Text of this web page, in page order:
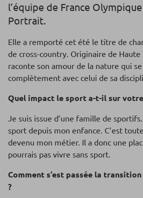
l’équipe de France
Portrait.
Elle a remporté cet été le titre de
de cross-country. Originaire de Haute
raconte son amour de la nature qui
complètement avec celui de sa
Quel impact le sport a-t-il sur
Je suis issue d’une famille de
sport depuis mon enfance. C’est
devenu mon métier. Il a donc une
pourrais pas vivre sans sport.
Comment s’est passée la
?